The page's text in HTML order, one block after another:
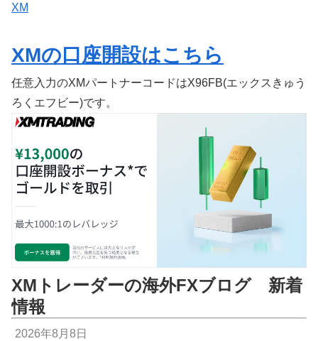
XM
XMの口座開設はこちら
任意入力のXMパートナーコードはX96FB(エックスきゅう
ろくエフビー)です。
XMトレーダーの海外FXブログ 新着
情報
2026年8月8日